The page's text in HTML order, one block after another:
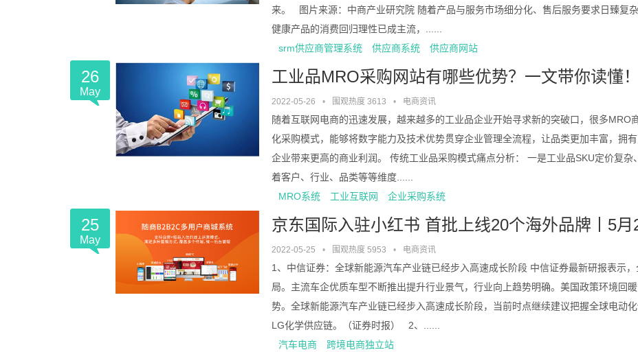
来。 图片来源：中商产业研究院 随着产品与服务市场细分化、售后服务要求日臻复
健康产品的消费回归理性已成主流，......
srm供应商管理系统
供应商系统 供应商网站
26
May
工业品MRO采购网站有哪些优势？一文带你读懂！
2022-05-26 • 围观热度 3613 • 电商资讯
随着互联网电商的迅速发展，越来越多的工业品企业开始寻求新的突破口，很多MRO
化采购模式，能够将数字能力及技术优势贯穿企业管理全流程，让品类更加丰富，拥
企业带来更高的商业利润。 传统工业品采购模式痛点分析： 一是工业品SKU定价复
着客户、行业、品类等等维度......
MRO系统
工业互联网 企业采购系统
25
May
京东国际入驻小红书 首批上线20个海外品牌丨5
2022-05-25 • 围观热度 5953 • 电商资讯
1、中信证券：全球新能源汽车产业链已经步入高速成长阶段 中信证券最新研报表示
局。主流车企优质车型不断推出提升行业景气，行业向上趋势明确。美国政策环境回
势。全球新能源汽车产业链已经步入高速成长阶段，当前时点继续建议把握全球电动
LG化学供应链。（证券时报） 2、......
汽车电商
跨境电商独立站